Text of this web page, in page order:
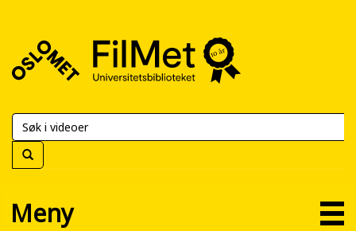
FilMet
Universitetsbiblioteket
Meny